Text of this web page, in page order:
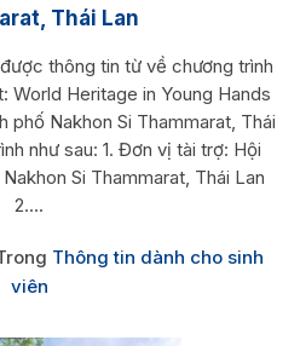
Thái Lan
thông tin từ về chương trình
World Heritage in Young Hands
phố Nakhon Si Thammarat, Thái
như sau: 1. Đơn vị tài trợ: Hội
Si Thammarat, Thái Lan
2....
Thông tin dành cho sinh
viên